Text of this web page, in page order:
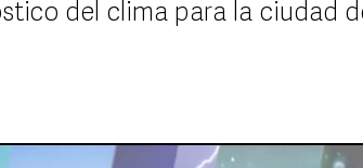
del clima para la ciudad